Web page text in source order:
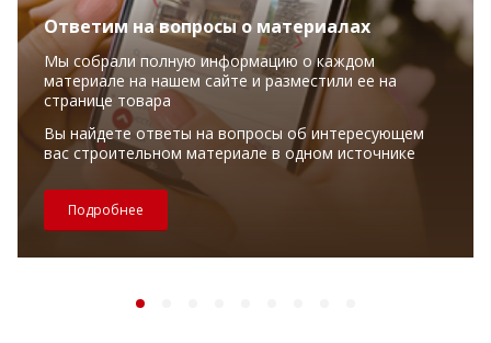
Ответим на вопросы о материалах
Мы собрали полную информацию о каждом
материале на нашем сайте и разместили ее на
странице товара
Вы найдете ответы на вопросы об интересующем
вас строительном материале в одном источнике
Подробнее